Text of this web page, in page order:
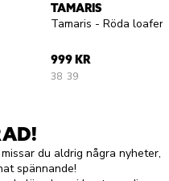
TAMARIS
Tamaris - Röda
999 KR
38 39
du aldrig några nyheter,
spännande!